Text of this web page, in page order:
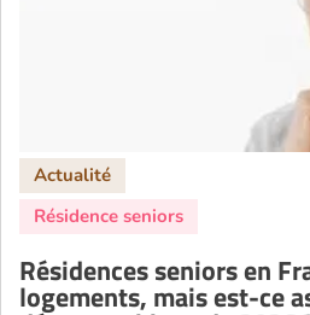
Résidence senior à la
Résidence senior à la
Résidences seniors en
logements, mais est-ce